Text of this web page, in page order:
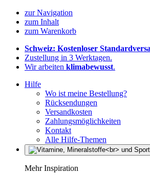
zur Navigation
zum Inhalt
zum Warenkorb
Schweiz: Kostenloser
Zustellung in 3 Werktagen.
Wir arbeiten klimabewusst.
Hilfe
Wo ist meine Bestellung?
Rücksendungen
Versandkosten
Zahlungsmöglichkeiten
Kontakt
Alle Hilfe-Themen
Mehr Inspiration